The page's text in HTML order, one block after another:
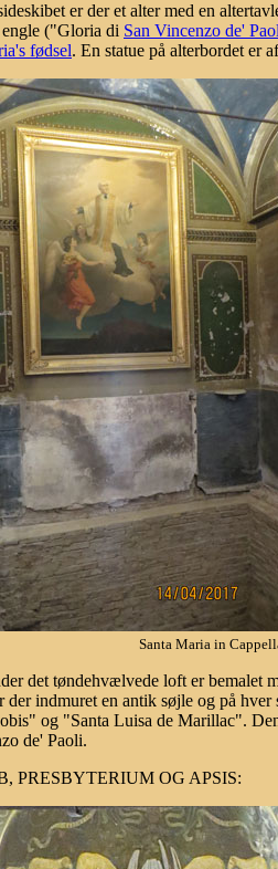
er der et alter med en
("Gloria di San Vincenzo de'
fødsel. En statue på alterbordet er
Santa Maria in
det tøndehvælvede loft er bemalet
der indmuret en antik søjle og på
og "Santa Luisa de Marillac".
de' Paoli.
PRESBYTERIUM OG APSIS: